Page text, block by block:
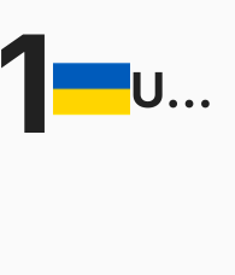
1 Ukraine U18